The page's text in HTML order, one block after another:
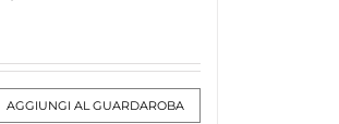
AGGIUNGI AL GUARDAROBA